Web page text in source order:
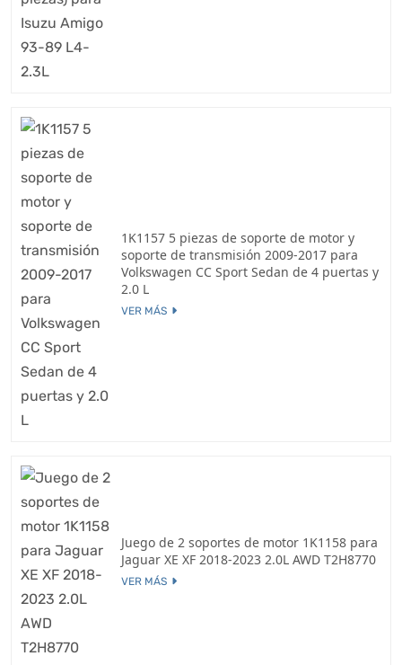
1K1157 5 piezas de soporte de motor y
soporte de transmisión 2009-2017 para
Volkswagen CC Sport Sedan de 4 puertas y
2.0 L
VER MÁS
Juego de 2 soportes de motor 1K1158 para
Jaguar XE XF 2018-2023 2.0L AWD T2H8770
VER MÁS